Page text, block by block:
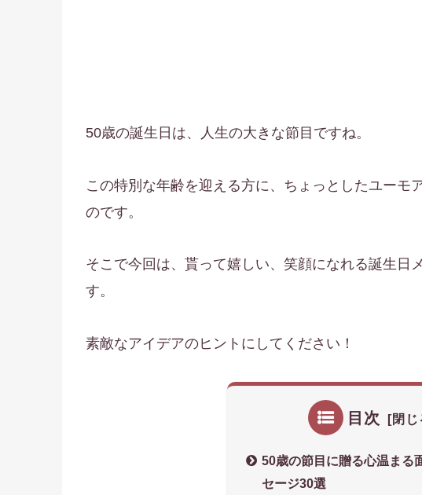
50歳の誕生日は、人生の大きな節目ですね。
この特別な年齢を迎える方に、ちょっとしたユーモ
のです。
そこで今回は、貰って嬉しい、笑顔になれる誕生日
す。
素敵なアイデアのヒントにしてください！
目次
50歳の節目に贈る心温まる
セージ30選